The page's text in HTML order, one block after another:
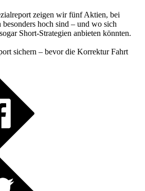
zeigen wir fünf Aktien, bei
hoch sind – und wo sich
Short-Strategien anbieten könnten.
sichern – bevor die Korrektur Fahrt